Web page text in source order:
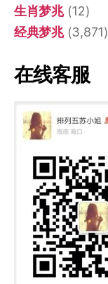
生肖梦兆(12)
经典梦兆(3,871)
在线客服